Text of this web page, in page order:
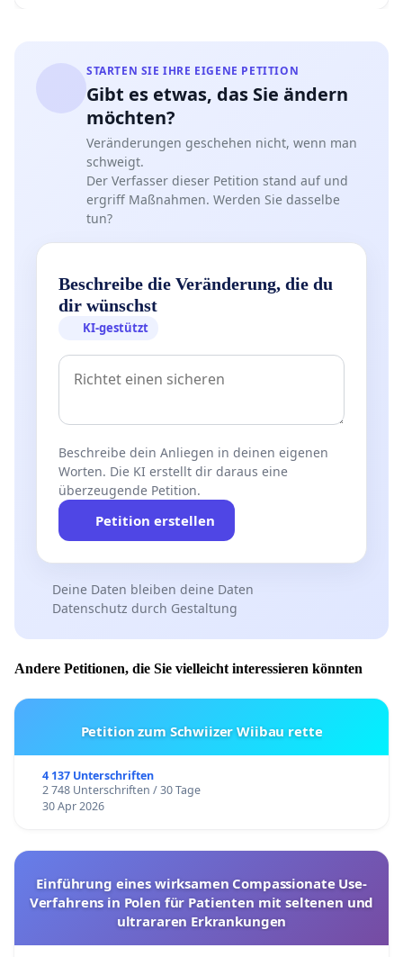
STARTEN SIE IHRE EIGENE PETITION
Gibt es etwas, das Sie ändern
möchten?
Veränderungen geschehen nicht, wenn man
schweigt.
Der Verfasser dieser Petition stand auf und
ergriff Maßnahmen. Werden Sie dasselbe
tun?
Beschreibe die Veränderung, die du
dir wünschst
KI-gestützt
Beschreibe dein Anliegen in deinen eigenen
Worten. Die KI erstellt dir daraus eine
überzeugende Petition.
Petition erstellen
Deine Daten bleiben deine Daten
Datenschutz durch Gestaltung
Andere Petitionen, die Sie vielleicht interessieren könnten
Petition zum Schwiizer Wiibau rette
4 137 Unterschriften
2 748 Unterschriften / 30 Tage
30 Apr 2026
Einführung eines wirksamen Compassionate Use-
Verfahrens in Polen für Patienten mit seltenen und
ultrararen Erkrankungen